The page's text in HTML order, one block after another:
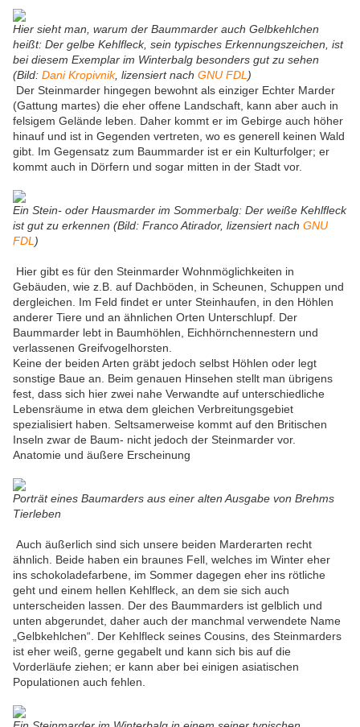
Hier sieht man, warum der Baummarder auch Gelbkehlchen
heißt: Der gelbe Kehlfleck, sein typisches Erkennungszeichen, ist
bei diesem Exemplar im Winterbalg besonders gut zu sehen
(Bild: Dani Kropivnik, lizensiert nach GNU FDL )
Der Steinmarder hingegen bewohnt als einziger Echter Marder
(Gattung martes) die eher offene Landschaft, kann aber auch in
felsigem Gelände leben. Daher kommt er im Gebirge auch höher
hinauf und ist in Gegenden vertreten, wo es generell keinen Wald
gibt. Im Gegensatz zum Baummarder ist er ein Kulturfolger; er
kommt auch in Dörfern und sogar mitten in der Stadt vor.
Ein Stein- oder Hausmarder im Sommerbalg: Der weiße Kehlfleck
ist gut zu erkennen (Bild: Franco Atirador, lizensiert nach GNU
FDL )
Hier gibt es für den Steinmarder Wohnmöglichkeiten in
Gebäuden, wie z.B. auf Dachböden, in Scheunen, Schuppen und
dergleichen. Im Feld findet er unter Steinhaufen, in den Höhlen
anderer Tiere und an ähnlichen Orten Unterschlupf. Der
Baummarder lebt in Baumhöhlen, Eichhörnchennestern und
verlassenen Greifvogelhorsten.
Keine der beiden Arten gräbt jedoch selbst Höhlen oder legt
sonstige Baue an. Beim genauen Hinsehen stellt man übrigens
fest, dass sich hier zwei nahe Verwandte auf unterschiedliche
Lebensräume in etwa dem gleichen Verbreitungsgebiet
spezialisiert haben. Seltsamerweise kommt auf den Britischen
Inseln zwar de Baum- nicht jedoch der Steinmarder vor.
Anatomie und äußere Erscheinung
Porträt eines Baumarders aus einer alten Ausgabe von Brehms
Tierleben
Auch äußerlich sind sich unsere beiden Marderarten recht
ähnlich. Beide haben ein braunes Fell, welches im Winter eher
ins schokoladefarbene, im Sommer dagegen eher ins rötliche
geht und einem hellen Kehlfleck, an dem sie sich auch
unterscheiden lassen. Der des Baummarders ist gelblich und
unten abgerundet, daher auch der manchmal verwendete Name
„Gelbkehlchen“. Der Kehlfleck seines Cousins, des Steinmarders
ist eher weiß, gerne gegabelt und kann sich bis auf die
Vorderläufe ziehen; er kann aber bei einigen asiatischen
Populationen auch fehlen.